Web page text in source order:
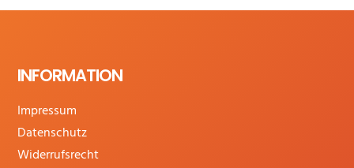
INFORMATION
Impressum
Datenschutz
Widerrufsrecht